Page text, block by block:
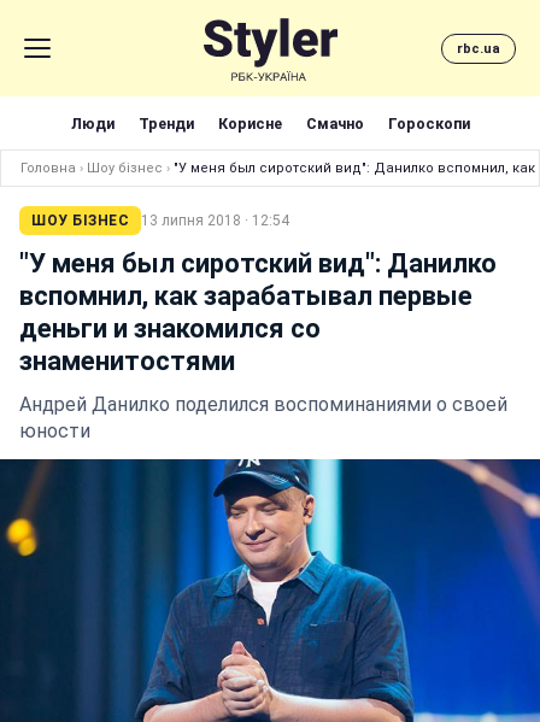
rbc.ua
Люди Тренди Корисне Смачно Гороскопи
Головна › Шоу бізнес › "У меня был сиротский вид": Данилко вспомнил,
ШОУ БІЗНЕС 13 липня 2018 · 12:54
"У меня был сиротский вид": Данилко
вспомнил, как зарабатывал первые
деньги и знакомился со
знаменитостями
Андрей Данилко поделился воспоминаниями о своей
юности